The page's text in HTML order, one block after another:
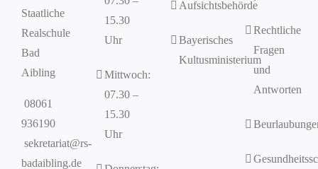
Staatliche
Realschule
Bad
Aibling
08061
936190
sekretariat@rs-
badaibling.de
15.30
Uhr
Mittwoch:
07.30 –
15.30
Uhr
Aufsichtsbehörde
Bayerisches
Kultusministerium
Rechtliche
Fragen
und
Antworten